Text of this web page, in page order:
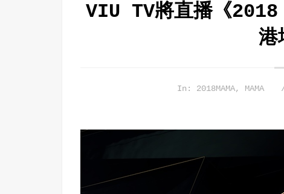
VIU TV將直播《2018
港
In: 2018MAMA, MAMA